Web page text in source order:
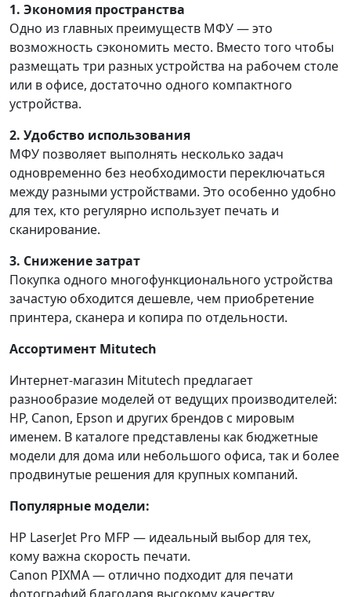
1. Экономия пространства
Одно из главных преимуществ МФУ — это
возможность сэкономить место. Вместо того чтобы
размещать три разных устройства на рабочем столе
или в офисе, достаточно одного компактного
устройства.
2. Удобство использования
МФУ позволяет выполнять несколько задач
одновременно без необходимости переключаться
между разными устройствами. Это особенно удобно
для тех, кто регулярно использует печать и
сканирование.
3. Снижение затрат
Покупка одного многофункционального устройства
зачастую обходится дешевле, чем приобретение
принтера, сканера и копира по отдельности.
Ассортимент Mitutech
Интернет-магазин Mitutech предлагает
разнообразие моделей от ведущих производителей:
HP, Canon, Epson и других брендов с мировым
именем. В каталоге представлены как бюджетные
модели для дома или небольшого офиса, так и более
продвинутые решения для крупных компаний.
Популярные модели:
HP LaserJet Pro MFP — идеальный выбор для тех,
кому важна скорость печати.
Canon PIXMA — отлично подходит для печати